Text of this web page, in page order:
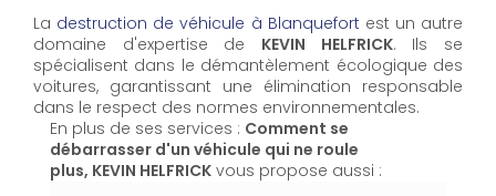
La destruction de véhicule à Blanquefort est un autre
domaine d'expertise de KEVIN HELFRICK. Ils se
spécialisent dans le démantèlement écologique des
voitures, garantissant une élimination responsable
dans le respect des normes environnementales.
En plus de ses services : Comment se
débarrasser d'un véhicule qui ne roule
plus, KEVIN HELFRICK vous propose aussi :